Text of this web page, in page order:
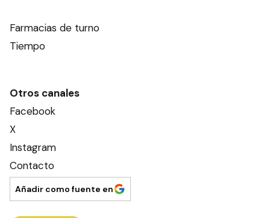
Farmacias de turno
Tiempo
Otros canales
Facebook
X
Instagram
Contacto
Añadir como fuente en